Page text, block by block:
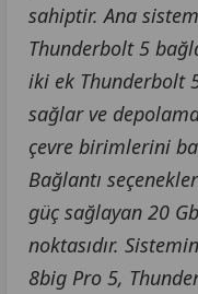
sahiptir. Ana
Thunderbolt 5
iki ek Thunderbolt
sağlar ve
çevre birimlerini
Bağlantı
güç sağlayan 20
noktasıdır.
8big Pro 5,